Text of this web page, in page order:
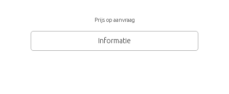
Prijs op aanvraag
Informatie